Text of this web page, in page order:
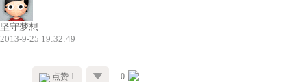
坚守梦想
2013-9-25 19:32:49
点赞 1 0